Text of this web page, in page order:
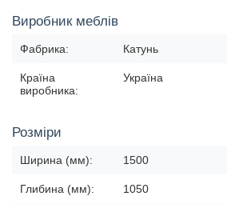
Виробник меблів
Фабрика: Катунь
Країна
виробника:
Україна
Розміри
Ширина (мм): 1500
Глибина (мм): 1050